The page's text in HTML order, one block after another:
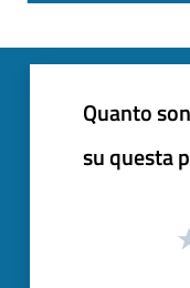
Quanto
su questa